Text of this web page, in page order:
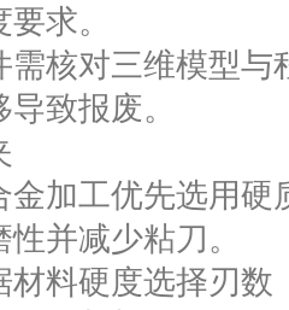
求。
需核对三维模型
致报废。
金加工优先选用
并减少粘刀。
材料硬度选择刃